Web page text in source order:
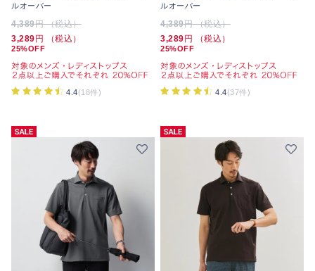
ルオーバー
4,389円 （税込）
3,289円 （税込）
25%OFF
4.4(18件)
ルオーバー
4,389円 （税込）
3,289円 （税込）
25%OFF
4.4(37件)